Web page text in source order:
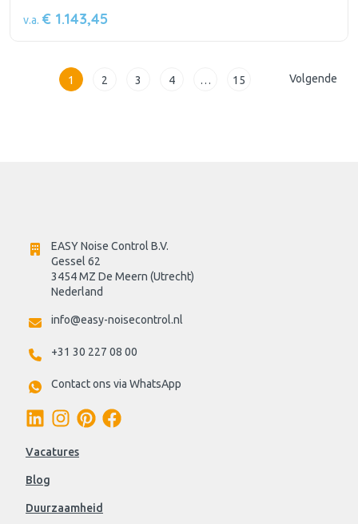
v.a. € 1.143,45
1 2 3 4 … 15 Volgende
EASY Noise Control B.V.
Gessel 62
3454 MZ De Meern (Utrecht)
Nederland
info@easy-noisecontrol.nl
+31 30 227 08 00
Contact ons via WhatsApp
Vacatures
Blog
Duurzaamheid